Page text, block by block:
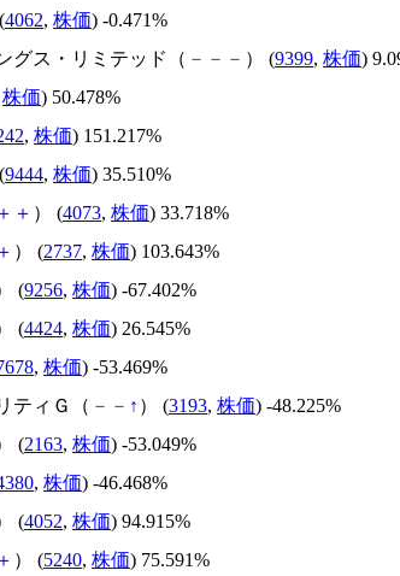
4062, 株価) -0.471%
グス・リミテッド（ － － － ） (9399, 株価)
株価) 50.478%
, 株価) 151.217%
9444, 株価) 35.510%
＋ ） (4073, 株価) 33.718%
） (2737, 株価) 103.643%
(9256, 株価) -67.402%
(4424, 株価) 26.545%
, 株価) -53.469%
ティＧ（ － － ↑ ） (3193, 株価) -48.225%
(2163, 株価) -53.049%
, 株価) -46.468%
(4052, 株価) 94.915%
） (5240, 株価) 75.591%